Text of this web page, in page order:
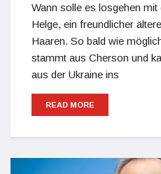
Wann solle es losgehen
Helge, ein freundlicher
Haaren. So bald wie
stammt aus Cherson und
aus der Ukraine ins
READ MORE